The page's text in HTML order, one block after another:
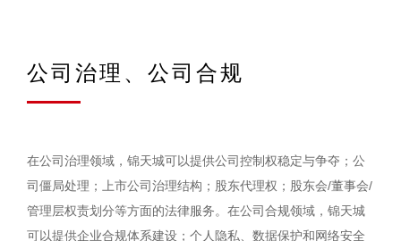
公司治理、公司合规
在公司治理领域，锦天城可以提供公司控制权稳定与争夺；公
司僵局处理；上市公司治理结构；股东代理权；股东会/董事会/
管理层权责划分等方面的法律服务。在公司合规领域，锦天城
可以提供企业合规体系建设；个人隐私、数据保护和网络安全